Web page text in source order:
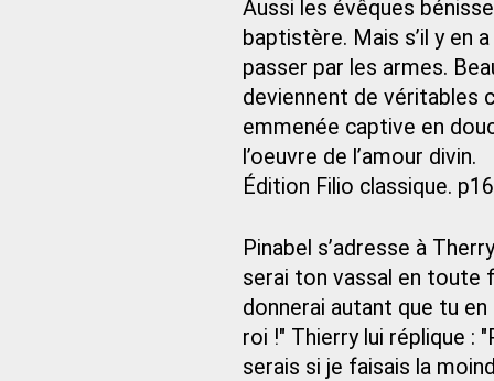
Aussi les évêques
baptistère. Mais s’il y en
passer par les armes.
deviennent de véritables
emmenée captive en
l’oeuvre de l’amour divin.
Édition Filio classique.
Pinabel s’adresse à
serai ton vassal en toute
donnerai autant que tu
roi !" Thierry lui réplique :
serais si je faisais la